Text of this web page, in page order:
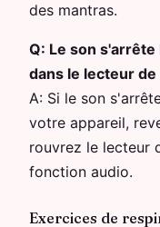
des mantras.
Q: Le son
dans le lecteur de
A: Si le son
votre appareil,
rouvrez le lecteur
fonction audio.
Exercices de